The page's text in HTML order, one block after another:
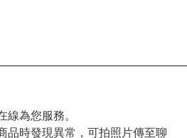
為您服務。
品時發現異常，可拍照片傳至聊